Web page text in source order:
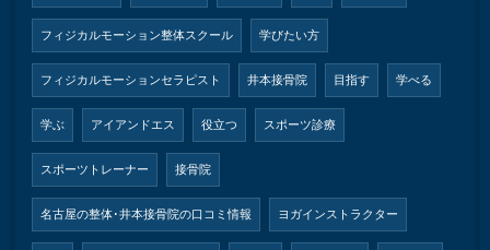
フィジカルモーション整体スクール 学びたい方
フィジカルモーションセラピスト 井本接骨院 目指す 学べる
学ぶ アイアンドエス 役立つ スポーツ診療
スポーツトレーナー 接骨院
名古屋の整体･井本接骨院の口コミ情報 ヨガインストラクター